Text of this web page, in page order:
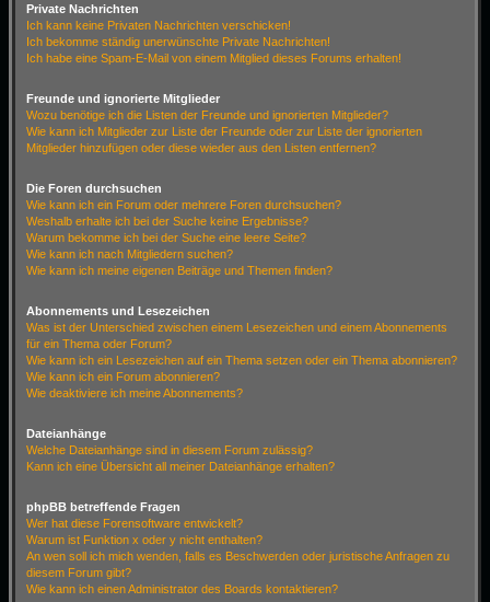
Private Nachrichten
Ich kann keine Privaten Nachrichten verschicken!
Ich bekomme ständig unerwünschte Private Nachrichten!
Ich habe eine Spam-E-Mail von einem Mitglied dieses Forums erhalten!
Freunde und ignorierte Mitglieder
Wozu benötige ich die Listen der Freunde und ignorierten Mitglieder?
Wie kann ich Mitglieder zur Liste der Freunde oder zur Liste der ignorierten
Mitglieder hinzufügen oder diese wieder aus den Listen entfernen?
Die Foren durchsuchen
Wie kann ich ein Forum oder mehrere Foren durchsuchen?
Weshalb erhalte ich bei der Suche keine Ergebnisse?
Warum bekomme ich bei der Suche eine leere Seite?
Wie kann ich nach Mitgliedern suchen?
Wie kann ich meine eigenen Beiträge und Themen finden?
Abonnements und Lesezeichen
Was ist der Unterschied zwischen einem Lesezeichen und einem Abonnements
für ein Thema oder Forum?
Wie kann ich ein Lesezeichen auf ein Thema setzen oder ein Thema abonnieren?
Wie kann ich ein Forum abonnieren?
Wie deaktiviere ich meine Abonnements?
Dateianhänge
Welche Dateianhänge sind in diesem Forum zulässig?
Kann ich eine Übersicht all meiner Dateianhänge erhalten?
phpBB betreffende Fragen
Wer hat diese Forensoftware entwickelt?
Warum ist Funktion x oder y nicht enthalten?
An wen soll ich mich wenden, falls es Beschwerden oder juristische Anfragen zu
diesem Forum gibt?
Wie kann ich einen Administrator des Boards kontaktieren?